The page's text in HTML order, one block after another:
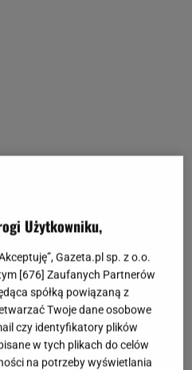
Polsatu
twarz brzmi
odcinek, w którym
umiejętności wokalne,
muzyczne. Występy
Domagałę,Małgorzatę
. Nie da się ukryć,
Użytkowniku,
Gazeta.pl sp. z o.o.
[676] Zaufanych Partnerów
spółką powiązaną z
Twoje dane osobowe
czy identyfikatory plików
w tych plikach do celów
na potrzeby wyświetlania